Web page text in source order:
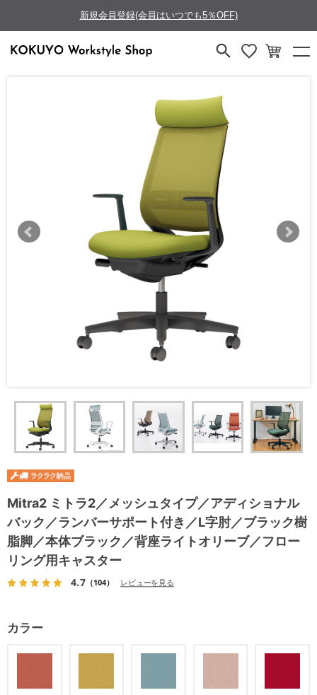
新規会員登録(会員はいつでも5％OFF)
Mitra2 ミトラ2／メッシュタイプ／アディショナル
バック／ランバーサポート付き／L字肘／ブラック樹
脂脚／本体ブラック／背座ライトオリーブ／フロー
リング用キャスター
4.7（104） レビューを見る
カラー